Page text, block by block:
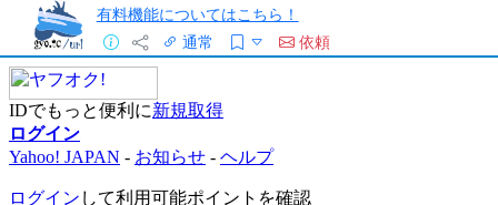
有料機能についてはこちら！
通常
依頼